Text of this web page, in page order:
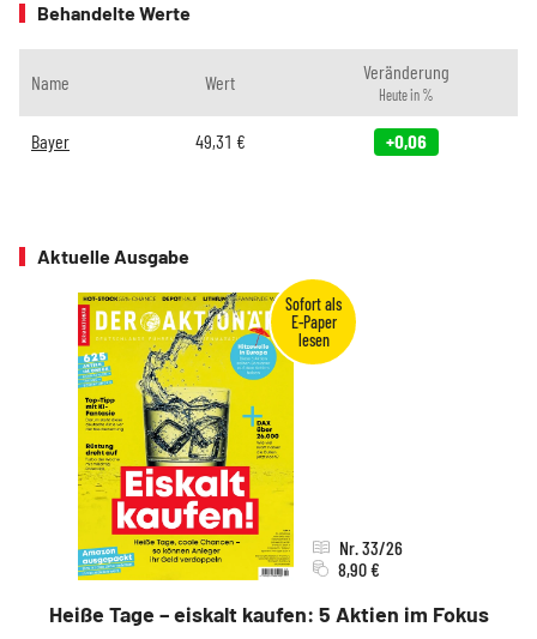
Behandelte Werte
Name Wert Veränderung
Heute in %
Bayer 49,31 € +0,06
Aktuelle Ausgabe
Heiße Tage – eiskalt kaufen: 5 Aktien im Fokus
Nr. 33/26
8,90 €